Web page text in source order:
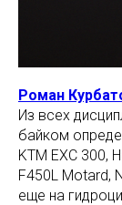
Роман
Из всех
байком
KTM EXC 300,
F450L Motard,
еще на